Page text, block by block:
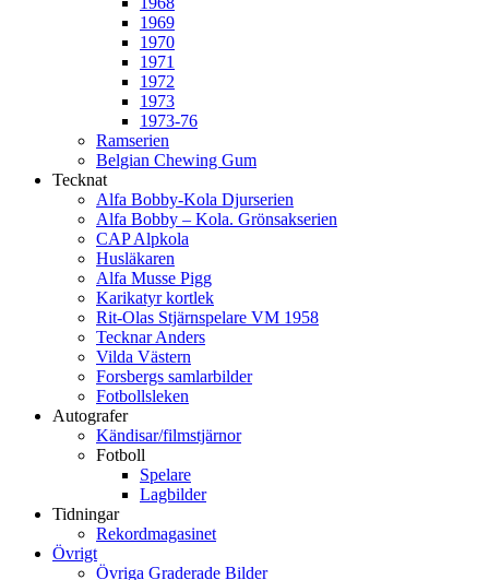
1969
1970
1971
1972
1973
1973-76
Ramserien
Belgian Chewing Gum
Tecknat
Alfa Bobby-Kola Djurserien
Alfa Bobby – Kola. Grönsakserien
CAP Alpkola
Husläkaren
Alfa Musse Pigg
Karikatyr kortlek
Rit-Olas Stjärnspelare VM 1958
Tecknar Anders
Vilda Västern
Forsbergs samlarbilder
Fotbollsleken
Autografer
Kändisar/filmstjärnor
Fotboll
Spelare
Lagbilder
Tidningar
Rekordmagasinet
Övrigt
Övriga Graderade Bilder